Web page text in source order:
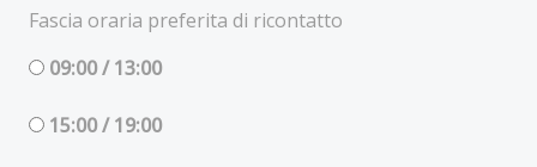
Fascia oraria preferita di ricontatto
09:00 / 13:00
15:00 / 19:00